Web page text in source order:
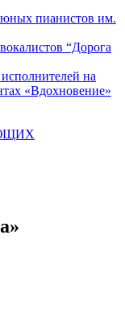
юных пианистов им.
“Дорога
на
«Вдохновение»